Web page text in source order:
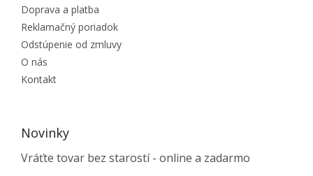
Doprava a platba
Reklamačný poriadok
Odstúpenie od zmluvy
O nás
Kontakt
Novinky
Vráťte tovar bez starostí - online a zadarmo